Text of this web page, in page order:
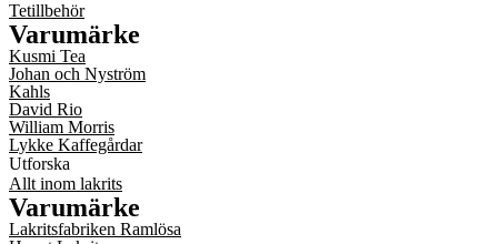
Tetillbehör
Varumärke
Kusmi Tea
Johan och Nyström
Kahls
David Rio
William Morris
Lykke Kaffegårdar
Utforska
Allt inom lakrits
Varumärke
Lakritsfabriken Ramlösa